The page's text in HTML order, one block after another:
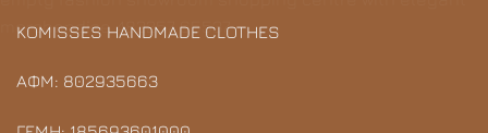
KOMISSES HANDMADE CLOTHES
ΑΦΜ: 802935663